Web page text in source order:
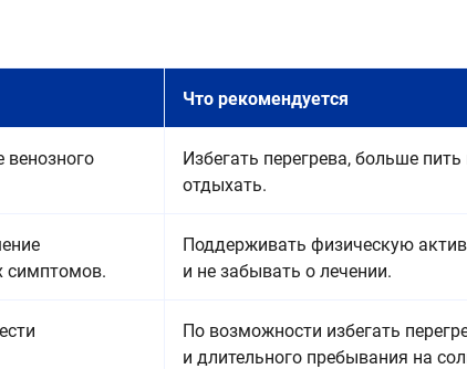
Что рекомендуется
венозного
Избегать перегрева, больше
отдыхать.
симптомов.
Поддерживать физическую
и не забывать о лечении.
По возможности избегать
и длительного пребывания на